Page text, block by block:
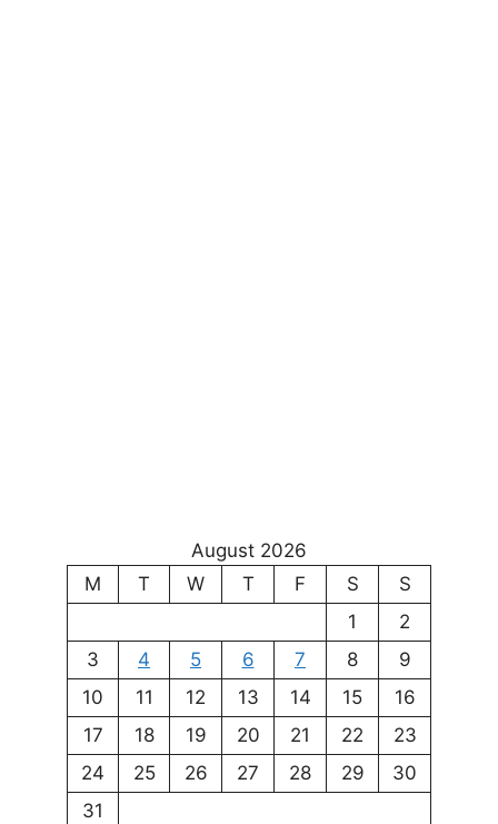
August 2026
M
T W T F S
S
1
2
3
4 5 6 7 8
9
10
11 12 13 14 15
16
17
18 19 20 21 22
23
24
25 26 27 28 29
30
31